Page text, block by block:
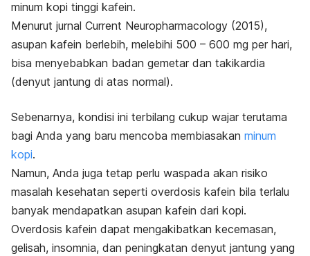
minum kopi tinggi kafein.
Menurut jurnal Current Neuropharmacology (2015),
asupan kafein berlebih, melebihi 500 – 600 mg per hari,
bisa menyebabkan badan gemetar dan takikardia
(denyut jantung di atas normal).
Sebenarnya, kondisi ini terbilang cukup wajar terutama
bagi Anda yang baru mencoba membiasakan minum
kopi.
Namun, Anda juga tetap perlu waspada akan risiko
masalah kesehatan seperti overdosis kafein bila terlalu
banyak mendapatkan asupan kafein dari kopi.
Overdosis kafein dapat mengakibatkan kecemasan,
gelisah, insomnia, dan peningkatan denyut jantung yang